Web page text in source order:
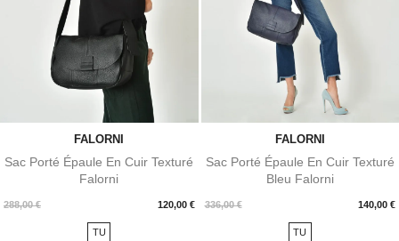
FALORNI
Sac Porté Épaule En Cuir Texturé
Falorni
288,00 € 120,00 €
Prix
TU
FALORNI
Sac Porté Épaule En Cuir Texturé
Bleu Falorni
336,00 € 140,00 €
Prix
TU